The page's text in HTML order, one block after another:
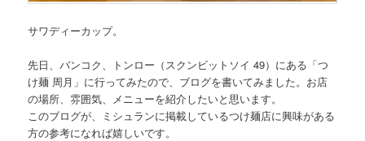
サワディーカップ。
先日、バンコク、トンロー（スクンビットソイ 49）にある「つ
け麺 周月」 に行ってみたので、ブログを書いてみました。お店
の場所、雰囲気、メニューを紹介したいと思います。
このブログが、ミシュランに掲載しているつけ麺店に興味がある
方の参考になれば嬉しいです。